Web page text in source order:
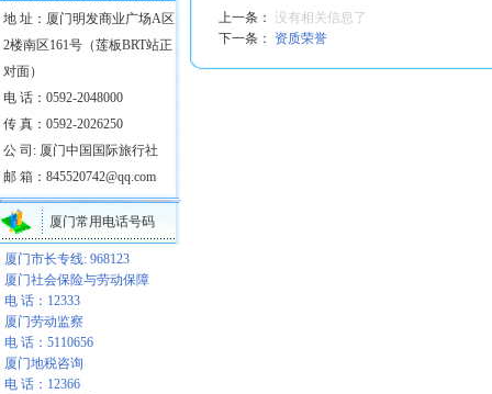
地 址：厦门明发商业广场A区
2楼南区161号（莲板BRT站正
对面）
电 话：0592-2048000
传 真：0592-2026250
公 司: 厦门中国国际旅行社
邮 箱：845520742@qq.com
厦门常用电话号码
厦门市长专线: 968123
厦门社会保险与劳动保障
电 话：12333
厦门劳动监察
电 话：5110656
厦门地税咨询
电 话：12366
上一条： 没有相关信息了
下一条：
资质荣誉